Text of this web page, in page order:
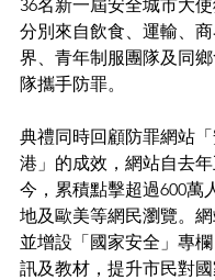
36名新一屆安全城市大
分別來自飲食、運輸、
界、青年制服團隊及同
隊攜手防罪。
典禮同時回顧防罪網站
港」的成效，網站自去
今，累積點擊超過600萬
地及歐美等網民瀏覽。網
並增設「國家安全」專
訊及教材，提升市民對